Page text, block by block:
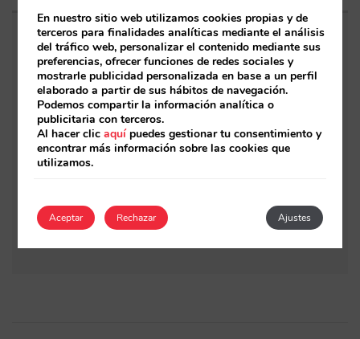
Entradas relacionadas
Sarai incorpora multi-habitación: reservas
complejas y demanda de alto valor, ahora
también en conversación
Mirai y STAAH se integran para impulsar una
Lobby: autonomía para la IA, tranquilidad
En nuestro sitio web utilizamos cookies propias y de
terceros para finalidades analíticas mediante el análisis
del tráfico web, personalizar el contenido mediante sus
preferencias, ofrecer funciones de redes sociales y
mostrarle publicidad personalizada en base a un perfil
elaborado a partir de sus hábitos de navegación.
Podemos compartir la información analítica o
publicitaria con terceros.
Al hacer clicaquípuedes gestionar tu consentimiento y
encontrar más información sobre las cookies que
utilizamos.
Aceptar Ajustes
Rechazar